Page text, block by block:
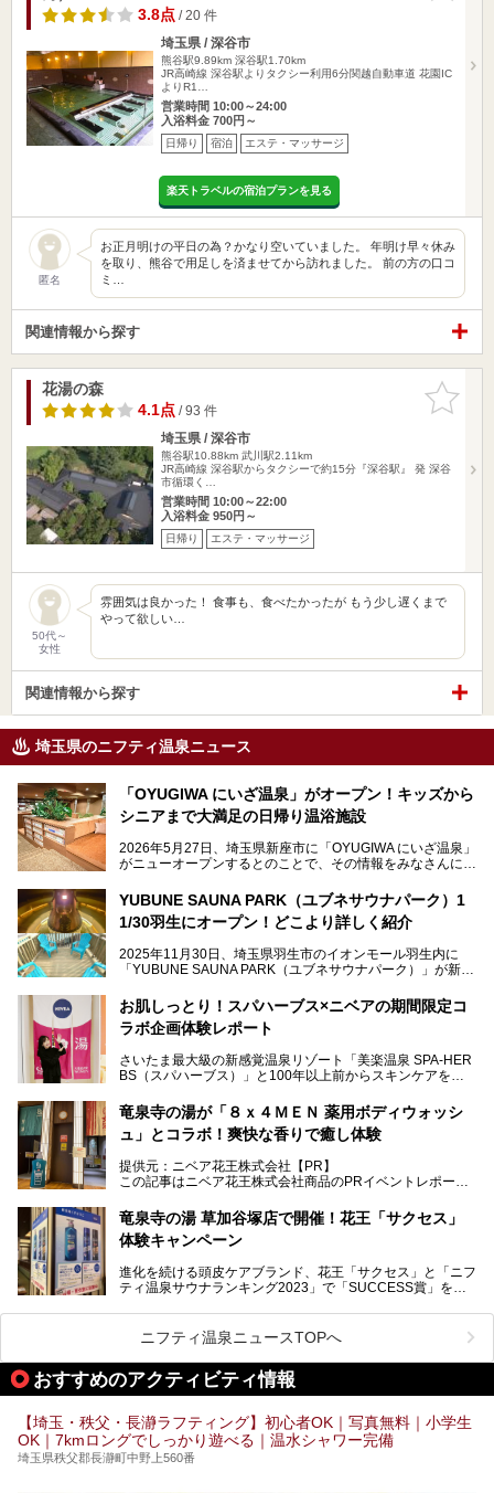
3.8点/ 20 件
埼玉県 / 深谷市
熊谷駅9.89km 深谷駅1.70km
JR高崎線 深谷駅よりタクシー利用6分関越自動車道 花園IC
よりR1…
営業時間 10:00～24:00
入浴料金 700円～
日帰り 宿泊 エステ・マッサージ
楽天トラベルの宿泊プランを見る
匿名
お正月明けの平日の為？かなり空いていました。 年明け早々休み
を取り、熊谷で用足しを済ませてから訪れました。 前の方の口コ
ミ…
関連情報から探す
お気に入
りに追加
花湯の森
4.1点/ 93 件
埼玉県 / 深谷市
熊谷駅10.88km 武川駅2.11km
JR高崎線 深谷駅からタクシーで約15分『深谷駅』 発 深谷
市循環く…
営業時間 10:00～22:00
入浴料金 950円～
日帰り エステ・マッサージ
50代～
女性
雰囲気は良かった！ 食事も、食べたかったが もう少し遅くまで
やって欲しい…
関連情報から探す
埼玉県のニフティ温泉ニュース
「OYUGIWA にいざ温泉」がオープン！キッズから
シニアまで大満足の日帰り温浴施設
2026年5月27日、埼玉県新座市に「OYUGIWA にいざ温泉」
がニューオープンするとのことで、その情報をみなさんにい
メインとなる黒湯の天然温泉や本格的なサウナをはじめ、4
種類のリラックスルームやお食事処、他施設とは一線を画す
てきました！
YUBUNE SAUNA PARK（ユブネサウナパーク）1
1/30羽生にオープン！どこより詳しく紹介
2025年11月30日、埼玉県羽生市のイオンモール羽生内に
「YUBUNE SAUNA PARK（ユブネサウナパーク）」が新規
今年の4月1日から楽久屋グループの一員となった「湯舞音
（ユブネ）」が新ブランド「YUBUNE SAUNA PARK」を立
湯舞音らしいサウナにこだわった遊び心満点の"銭湯×屋外サ
ウナ"施設で、男女別のお風呂のほか、水着やサウナ着で楽
ど、ユニークなポイントがいっぱい！
オープン前取材に行ってきましたので、早速どこより詳しく
紹介しちゃいます！
お肌しっとり！スパハーブス×ニベアの期間限定コ
ラボ企画体験レポート
さいたま最大級の新感覚温泉リゾート「美楽温泉 SPA-HER
BS（スパハーブス）」と100年以上前からスキンケアを考
読者モデルやインスタグラマーとして活躍している、美容＆
スパ大好きの畑瀬愛さんと取材してきました。
提供元：ニベア花王株式会社【PR】
この記事はニベア花王株式会社商品のPRイベントレポート
竜泉寺の湯が「８ｘ４ＭＥＮ 薬用ボディウォッシ
ュ」とコラボ！爽快な香りで癒し体験
提供元：ニベア花王株式会社【PR】
この記事はニベア花王株式会社商品のPRイベントレポート
ーーー
注目のボディウォッシュアイテム「８ｘ４ＭＥＮ 薬用ボデ
全国総合2位にランクインした人気温浴施設「竜泉寺の湯 草
加谷塚店」がコラボイベントを期間限定で開催中ということ
気になるその内容をチェックしてきました！
竜泉寺の湯 草加谷塚店で開催！花王「サクセス」
体験キャンペーン
進化を続ける頭皮ケアブランド、花王「サクセス」と「ニフ
ティ温泉サウナランキング2023」で「SUCCESS賞」を獲
ベントを開催。
早速訪問し、気になるその内容を取材してきました！
───
提供元：花王株式会社【PR】
す。
ニフティ温泉ニュースTOPへ
おすすめのアクティビティ情報
【埼玉・秩父・長瀞ラフティング】初心者OK｜写真無料｜小学生
OK｜7kmロングでしっかり遊べる｜温水シャワー完備
埼玉県秩父郡長瀞町中野上560番